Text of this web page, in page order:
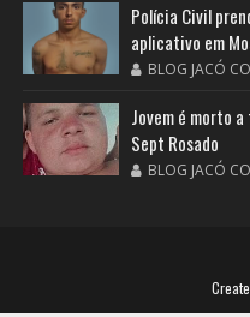
Polícia Civil
aplicativo em
BLOG JACÓ
Jovem é morto
Sept Rosado
BLOG JACÓ